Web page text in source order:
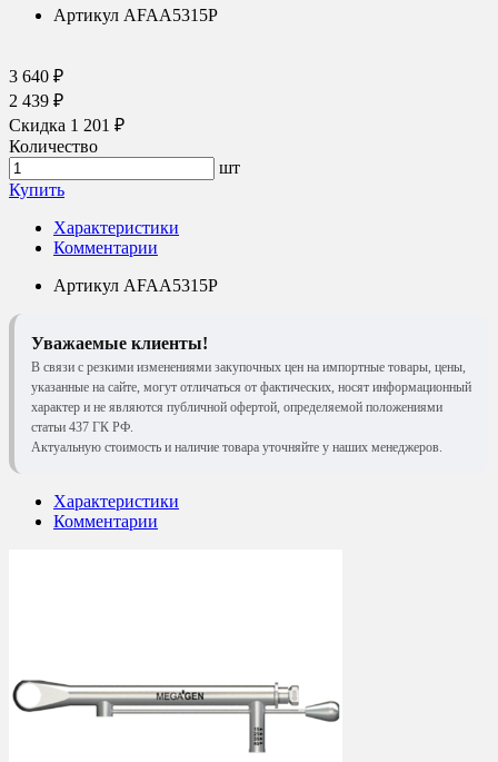
Артикул AFAA5315P
3 640 ₽
2 439 ₽
Скидка 1 201 ₽
Количество
шт
Купить
Характеристики
Комментарии
Артикул AFAA5315P
Уважаемые клиенты!
В связи с резкими изменениями закупочных цен на импортные товары, цены,
указанные на сайте, могут отличаться от фактических, носят информационный
характер и не являются публичной офертой, определяемой положениями
статьи 437 ГК РФ.
Актуальную стоимость и наличие товара уточняйте у наших менеджеров.
Характеристики
Комментарии